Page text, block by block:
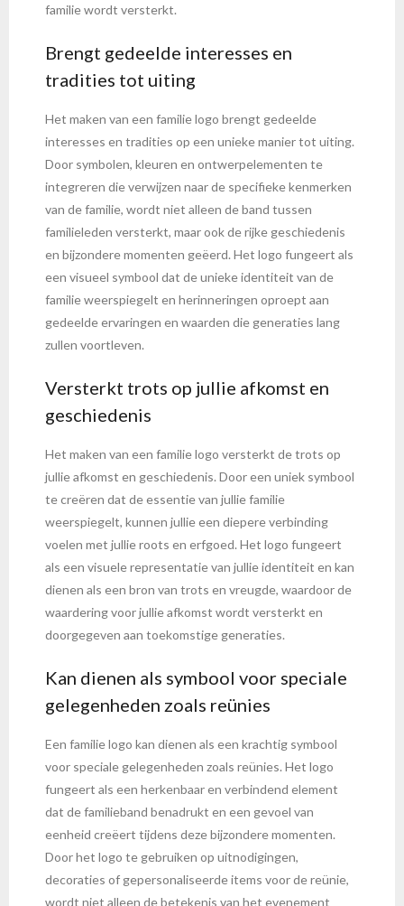
familie wordt versterkt.
Brengt gedeelde interesses en
tradities tot uiting
Het maken van een familie logo brengt gedeelde
interesses en tradities op een unieke manier tot uiting.
Door symbolen, kleuren en ontwerpelementen te
integreren die verwijzen naar de specifieke kenmerken
van de familie, wordt niet alleen de band tussen
familieleden versterkt, maar ook de rijke geschiedenis
en bijzondere momenten geëerd. Het logo fungeert als
een visueel symbool dat de unieke identiteit van de
familie weerspiegelt en herinneringen oproept aan
gedeelde ervaringen en waarden die generaties lang
zullen voortleven.
Versterkt trots op jullie afkomst en
geschiedenis
Het maken van een familie logo versterkt de trots op
jullie afkomst en geschiedenis. Door een uniek symbool
te creëren dat de essentie van jullie familie
weerspiegelt, kunnen jullie een diepere verbinding
voelen met jullie roots en erfgoed. Het logo fungeert
als een visuele representatie van jullie identiteit en kan
dienen als een bron van trots en vreugde, waardoor de
waardering voor jullie afkomst wordt versterkt en
doorgegeven aan toekomstige generaties.
Kan dienen als symbool voor speciale
gelegenheden zoals reünies
Een familie logo kan dienen als een krachtig symbool
voor speciale gelegenheden zoals reünies. Het logo
fungeert als een herkenbaar en verbindend element
dat de familieband benadrukt en een gevoel van
eenheid creëert tijdens deze bijzondere momenten.
Door het logo te gebruiken op uitnodigingen,
decoraties of gepersonaliseerde items voor de reünie,
wordt niet alleen de betekenis van het evenement